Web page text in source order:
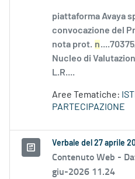
piattaforma Avaya
convocazione del
nota prot. n
Nucleo di
L.R....
Aree Tematiche:
PARTECIPAZIONE
Verbale del 27 aprile
Contenuto Web -
giu-2026 11.24